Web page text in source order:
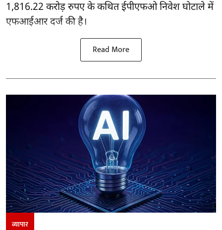
1,816.22 करोड़ रुपए के कथित ईपीएफओ निवेश घोटाले में
एफआईआर दर्ज की है।
Read More
व्यापार